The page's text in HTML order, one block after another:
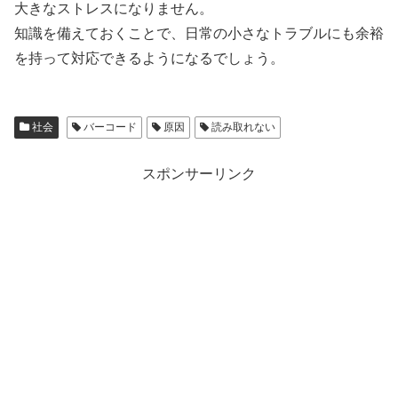
大きなストレスになりません。
知識を備えておくことで、日常の小さなトラブルにも余裕
を持って対応できるようになるでしょう。
社会 バーコード 原因 読み取れない
スポンサーリンク